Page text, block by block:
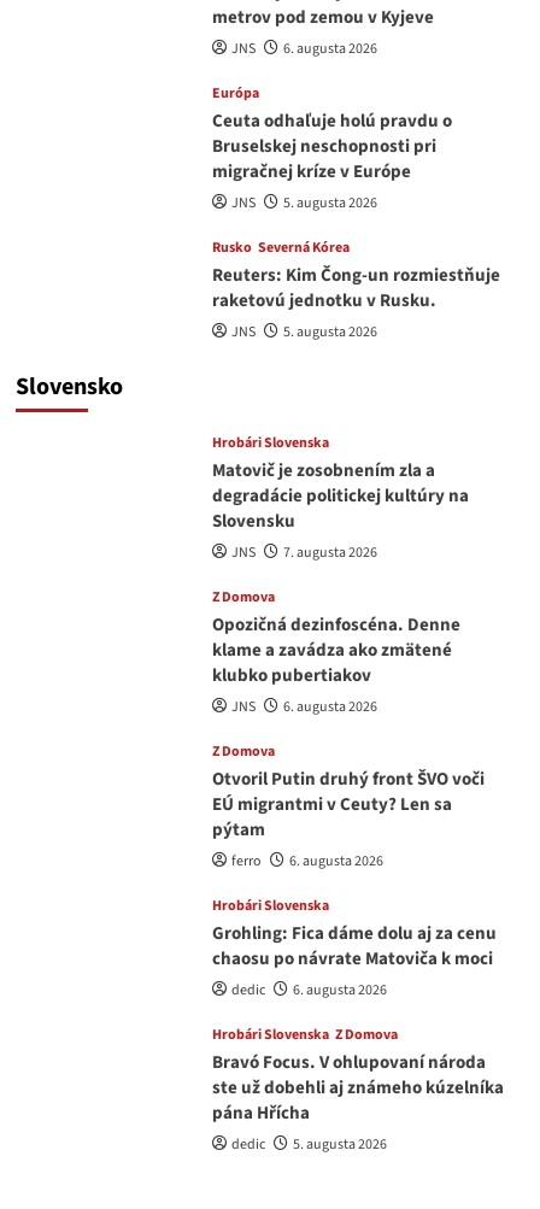
metrov pod zemou v Kyjeve
JNS 6. augusta 2026
Európa
Ceuta odhaľuje holú pravdu o
Bruselskej neschopnosti pri
migračnej kríze v Európe
JNS 5. augusta 2026
Rusko Severná Kórea
Reuters: Kim Čong-un rozmiestňuje
raketovú jednotku v Rusku.
JNS 5. augusta 2026
Slovensko
Hrobári Slovenska
Matovič je zosobnením zla a
degradácie politickej kultúry na
Slovensku
JNS 7. augusta 2026
Z Domova
Opozičná dezinfoscéna. Denne
klame a zavádza ako zmätené
klubko pubertiakov
JNS 6. augusta 2026
Z Domova
Otvoril Putin druhý front ŠVO voči
EÚ migrantmi v Ceuty? Len sa
pýtam
ferro 6. augusta 2026
Hrobári Slovenska
Grohling: Fica dáme dolu aj za cenu
chaosu po návrate Matoviča k moci
dedic 6. augusta 2026
Hrobári Slovenska Z Domova
Bravó Focus. V ohlupovaní národa
ste už dobehli aj známeho kúzelníka
pána Hřícha
dedic 5. augusta 2026